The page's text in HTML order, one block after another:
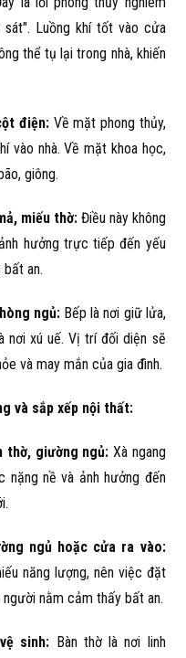
Luồng khí tốt vào cửa
thể tụ lại trong nhà, khiến
điện: Về mặt phong thủy,
vào nhà. Về mặt khoa học,
giông.
miếu thờ:Điều này không
hưởng trực tiếp đến yếu
an.
ngủ: Bếp là nơi giữ lửa,
nơi xú uế. Vị trí đối diện sẽ
và may mắn của gia đình.
và sắp xếp nội thất:
thờ, giường ngủ: Xà ngang
nề và ảnh hưởng đến
ngủ hoặc cửa ra vào:
năng lượng, nên việc đặt
nằm cảm thấy bất an.
sinh: Bàn thờ là nơi linh